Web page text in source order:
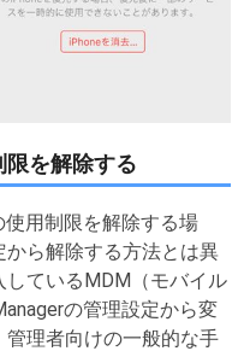
を解除する
用制限を解除する場
ら解除する方法とは異
ているMDM（モバイル
の管理設定から変
理者向けの一般的な手